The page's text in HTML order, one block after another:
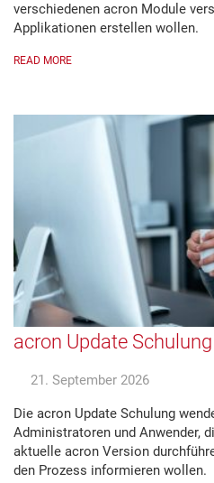
verschiedenen acron Module
Applikationen erstellen wollen.
READ MORE
acron Update
21. September 2026
Die acron Update Schulung
Administratoren und Anwender,
aktuelle acron Version
den Prozess informieren wollen.